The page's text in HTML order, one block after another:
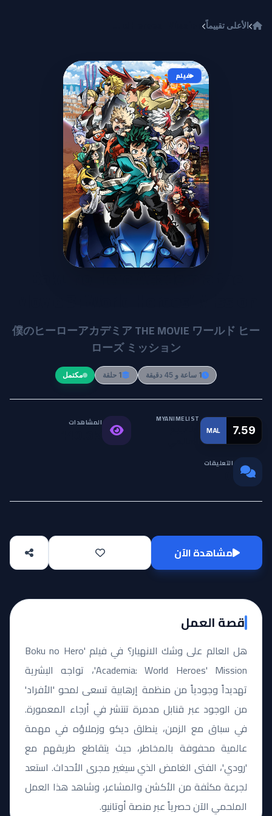
الأعلى تقييماً
فيلم
Boku no Hero Academia the
僕のヒーローアカデミア THE MOVIE ワールド ヒー
ローズ ミッション
1 ساعة و 45 دقيقة 1 حلقة مكتمل
MAL 7.59
MYANIMELIST المشاهدات
التعليقات
مشاهدة الآن
قصة العمل
هل العالم على وشك الانهيار؟ في فيلم 'Boku no Hero
Academia: World Heroes' Mission'، تواجه البشرية
تهديداً وجودياً من منظمة إرهابية تسعى لمحو 'الأفراد'
من الوجود عبر قنابل مدمرة تنتشر في أرجاء المعمورة.
في سباق مع الزمن، ينطلق ديكو وزملاؤه في مهمة
عالمية محفوفة بالمخاطر، حيث يتقاطع طريقهم مع
'رودي'، الفتى الغامض الذي سيغير مجرى الأحداث. استعد
لجرعة مكثفة من الأكشن والمشاعر، وشاهد هذا العمل
الملحمي الآن حصرياً عبر منصة أوتانيو.